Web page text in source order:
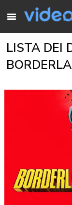
LISTA DEI